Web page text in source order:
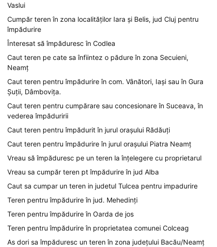
Vaslui
Cumpăr teren în zona localităților Iara și Belis, jud Cluj pentru
împădurire
Înteresat să împăduresc în Codlea
Caut teren pe cate sa înfiintez o pădure în zona Secuieni,
Neamț
Caut teren pentru împădurire în com. Vânători, Iași sau în Gura
Șuții, Dâmbovița.
Caut teren pentru cumpărare sau concesionare în Suceava, în
vederea împăduririi
Caut teren pentru împădurit în jurul orașului Rădăuți
Caut teren pentru împădurire în jurul orașului Piatra Neamț
Vreau să împăduresc pe un teren la înțelegere cu proprietarul
Vreau sa cumpăr teren pt împădurire în jud Alba
Caut sa cumpar un teren in judetul Tulcea pentru impadurire
Teren pentru împădurire în jud. Mehedinți
Teren pentru împădurire în Oarda de jos
Teren pentru împădurire în proprietatea comunei Colceag
As dori sa împăduresc un teren în zona județului Bacău/Neamț